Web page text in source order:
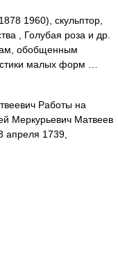
1960), скульптор,
, Голубая роза и др.
обобщенным
малых форм …
Работы на
Меркурьевич Матвеев
апреля 1739,